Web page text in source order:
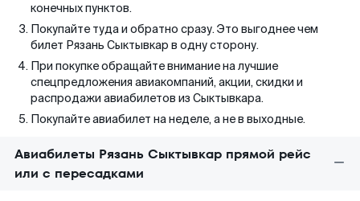
конечных пунктов.
Покупайте туда и обратно сразу. Это выгоднее чем
билет Рязань Сыктывкар в одну сторону.
При покупке обращайте внимание на лучшие
спецпредложения авиакомпаний, акции, скидки и
распродажи авиабилетов из Сыктывкара.
Покупайте авиабилет на неделе, а не в выходные.
Авиабилеты Рязань Сыктывкар прямой рейс
или с пересадками